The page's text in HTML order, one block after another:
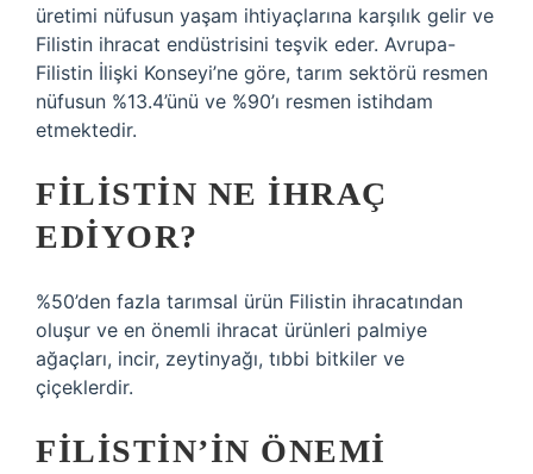
üretimi nüfusun yaşam ihtiyaçlarına karşılık gelir ve
Filistin ihracat endüstrisini teşvik eder. Avrupa-
Filistin İlişki Konseyi’ne göre, tarım sektörü resmen
nüfusun %13.4’ünü ve %90’ı resmen istihdam
etmektedir.
FILISTIN NE IHRAÇ
EDIYOR?
%50’den fazla tarımsal ürün Filistin ihracatından
oluşur ve en önemli ihracat ürünleri palmiye
ağaçları, incir, zeytinyağı, tıbbi bitkiler ve
çiçeklerdir.
FILISTIN’IN ÖNEMI